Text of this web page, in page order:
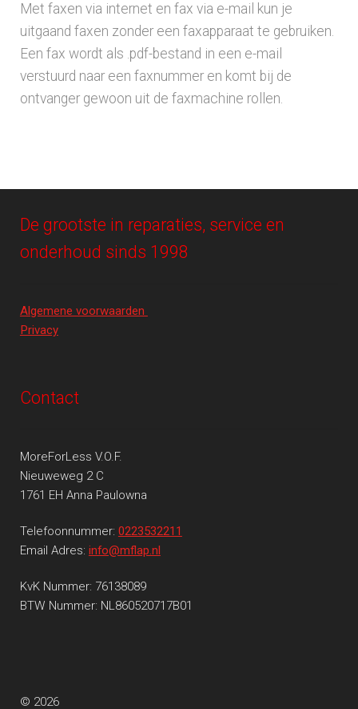
Met faxen via internet en fax via e-mail kun je
uitgaand faxen zonder een faxapparaat te gebruiken.
Een fax wordt als .pdf-bestand in een e-mail
verstuurd naar een faxnummer en komt bij de
ontvanger gewoon uit de faxmachine rollen.
De grootste in reparaties, service en
onderhoud sinds 1998
Algemene voorwaarden
Privacy
Contact
MoreForLess V.O.F.
Nieuweweg 2 C
1761 EH Anna Paulowna
Telefoonnummer: 0223532211
Email Adres: info@mflap.nl
KvK Nummer: 76138089
BTW Nummer: NL860520717B01
© 2026